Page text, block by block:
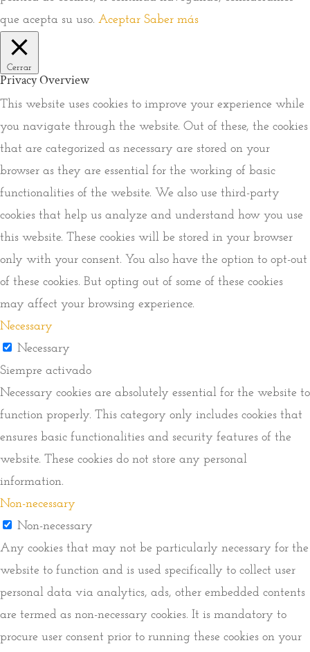
que acepta su uso. Aceptar Saber más
Cerrar
Privacy Overview
This website uses cookies to improve your experience while
you navigate through the website. Out of these, the cookies
that are categorized as necessary are stored on your
browser as they are essential for the working of basic
functionalities of the website. We also use third-party
cookies that help us analyze and understand how you use
this website. These cookies will be stored in your browser
only with your consent. You also have the option to opt-out
of these cookies. But opting out of some of these cookies
may affect your browsing experience.
Necessary
Necessary
Siempre activado
Necessary cookies are absolutely essential for the website to
function properly. This category only includes cookies that
ensures basic functionalities and security features of the
website. These cookies do not store any personal
information.
Non-necessary
Non-necessary
Any cookies that may not be particularly necessary for the
website to function and is used specifically to collect user
personal data via analytics, ads, other embedded contents
are termed as non-necessary cookies. It is mandatory to
procure user consent prior to running these cookies on your